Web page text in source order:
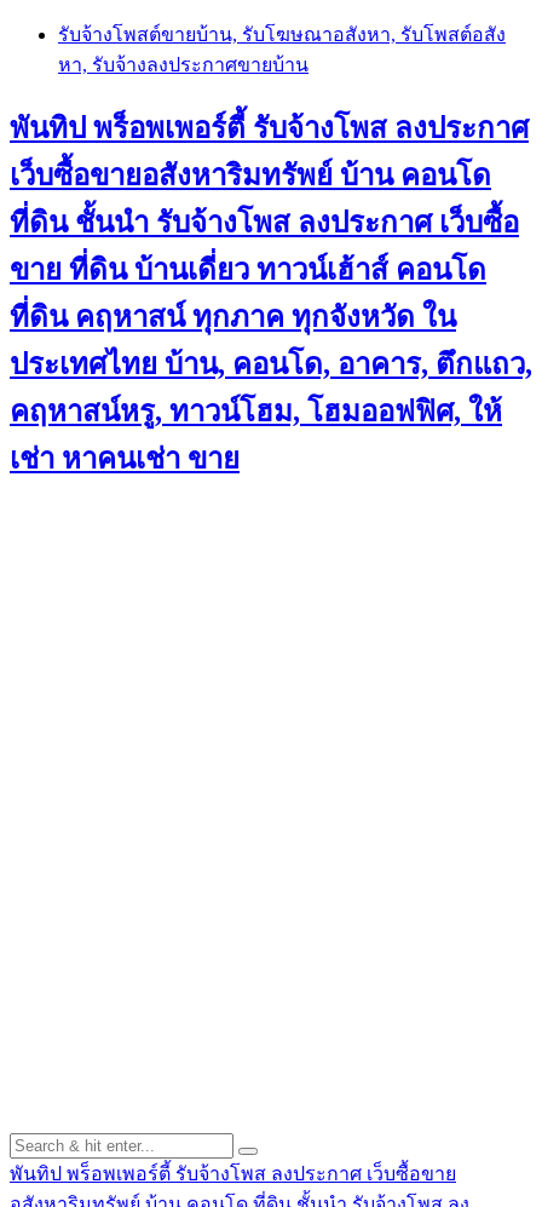
Skip
content
รับจ้างโพสต์ขายบ้าน, รับโฆษณาอสังหา, รับโพสต์อสัง
หา, รับจ้างลงประกาศขายบ้าน
พันทิป พร็อพเพอร์ตี้ รับจ้างโพส ลงประกาศ
เว็บซื้อขายอสังหาริมทรัพย์ บ้าน คอนโด
ที่ดิน ชั้นนำ รับจ้างโพส ลงประกาศ เว็บซื้อ
ขาย ที่ดิน บ้านเดี่ยว ทาวน์เฮ้าส์ คอนโด
ที่ดิน คฤหาสน์ ทุกภาค ทุกจังหวัด ใน
ประเทศไทย บ้าน, คอนโด, อาคาร, ตึกแถว,
คฤหาสน์หรู, ทาวน์โฮม, โฮมออฟฟิศ, ให้
เช่า หาคนเช่า ขาย
พันทิป พร็อพเพอร์ตี้ รับจ้างโพส ลงประกาศ เว็บซื้อขาย